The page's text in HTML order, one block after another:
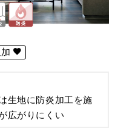
生地に防炎加工を施
広がりにくい